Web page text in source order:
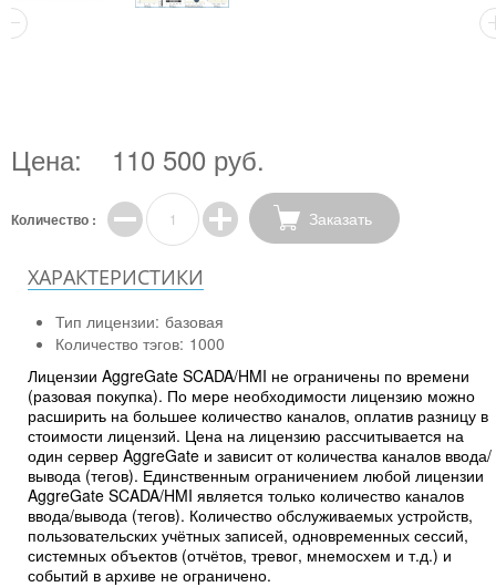
Цена: 110 500 руб.
Количество : Заказать
ХАРАКТЕРИСТИКИ
Тип лицензии: базовая
Количество тэгов: 1000
Лицензии AggreGate SCADA/HMI не ограничены по времени
(разовая покупка). По мере необходимости лицензию можно
расширить на большее количество каналов, оплатив разницу в
стоимости лицензий. Цена на лицензию рассчитывается на
один сервер AggreGate и зависит от количества каналов ввода/
вывода (тегов). Единственным ограничением любой лицензии
AggreGate SCADA/HMI является только количество каналов
ввода/вывода (тегов). Количество обслуживаемых устройств,
пользовательских учётных записей, одновременных сессий,
системных объектов (отчётов, тревог, мнемосхем и т.д.) и
событий в архиве не ограничено.